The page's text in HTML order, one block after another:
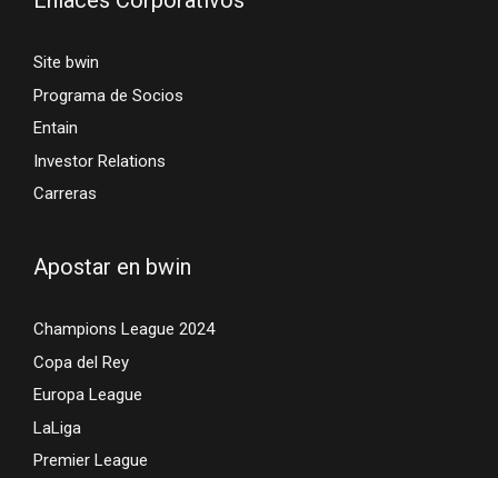
Site bwin
Programa de Socios
Entain
Investor Relations
Carreras
Apostar en bwin
Champions League 2024
Copa del Rey
Europa League
LaLiga
Premier League